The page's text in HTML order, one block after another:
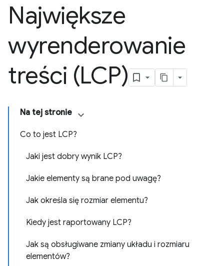
Największe
wyrenderowanie
treści (LCP)
Na tej stronie
Co to jest LCP?
Jaki jest dobry wynik LCP?
Jakie elementy są brane pod uwagę?
Jak określa się rozmiar elementu?
Kiedy jest raportowany LCP?
Jak są obsługiwane zmiany układu i rozmiaru
elementów?